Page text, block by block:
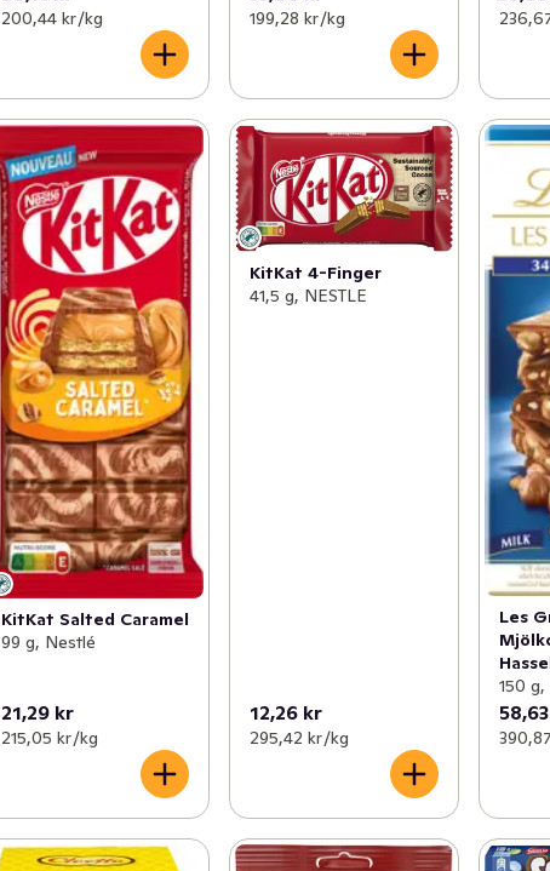
200,44 kr /kg 199,28 kr /kg
KitKat Salted Caramel
99 g, Nestlé
21,29 kr
215,05 kr /kg
KitKat 4-Finger
41,5 g, NESTLE
12,26 kr
295,42 kr /kg
Les
150